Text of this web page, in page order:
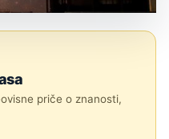
priče o znanosti,